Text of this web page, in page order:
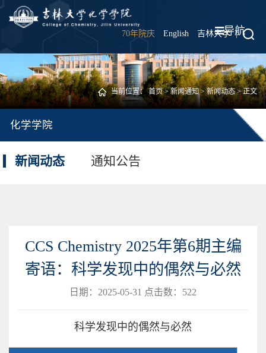
70年院庆 English 吉林大学 |
导航
当前位置：首页>新闻通知>新闻动态> 正文
化学学院
新闻动态 通知公告
CCS Chemistry 2025年第6期主编
寄语：科学发现中的偶然与必然
日期：2025-05-31 点击数： 522
科学发现中的偶然与必然